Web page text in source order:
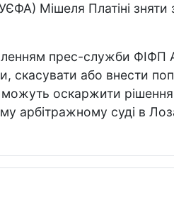
Мішеля Платіні
прес-служби ФІФП
скасувати або внести
оскаржити
арбітражному суді в